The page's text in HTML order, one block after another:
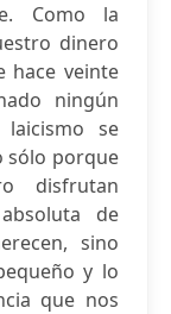
Como la
dinero
hace veinte
ningún
se
sólo porque
disfrutan
de
sino
y lo
que nos